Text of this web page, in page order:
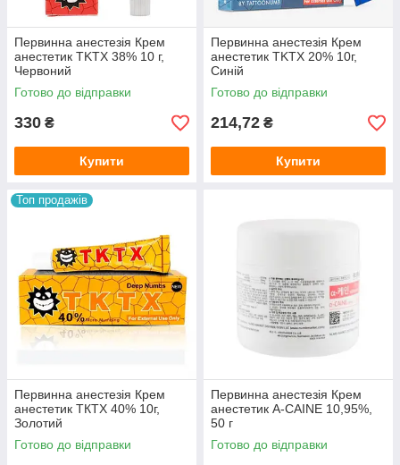
Первинна анестезія Крем
анестетик TKTX 38% 10 г,
Червоний
Готово до відправки
330 ₴
Купити
Первинна анестезія Крем
анестетик TKTX 20% 10г,
Синій
Готово до відправки
214,72 ₴
Купити
Топ продажів
Первинна анестезія Крем
анестетик ТКТХ 40% 10г,
Золотий
Готово до відправки
Первинна анестезія Крем
анестетик А-CAINE 10,95%,
50 г
Готово до відправки